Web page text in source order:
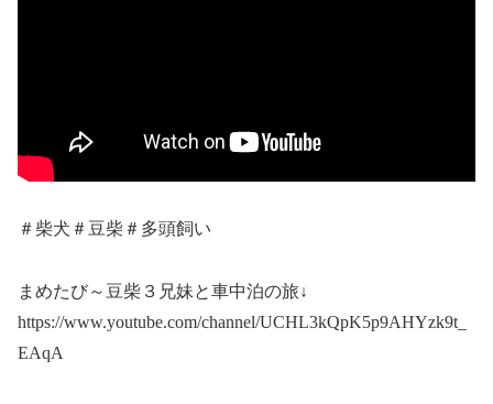
＃柴犬＃豆柴＃多頭飼い
まめたび～豆柴３兄妹と車中泊の旅↓
https://www.youtube.com/channel/UCHL3kQpK5p9AHYzk9t_
EAqA